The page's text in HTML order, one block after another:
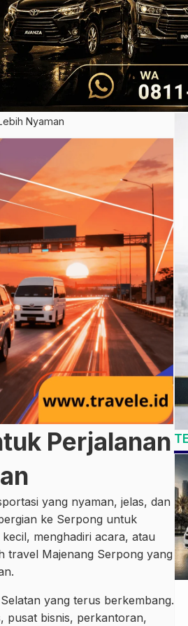
Nyaman
Perjalanan
yang nyaman, jelas, dan
ke Serpong untuk
menghadiri acara, atau
travel Majenang Serpong yang
yang terus berkembang.
pusat bisnis, perkantoran,